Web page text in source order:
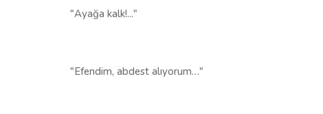
"Ayağa kalk!..."
"Efendim, abdest alıyorum…"